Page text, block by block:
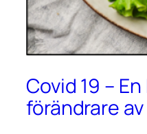
Covid 19 –
förändrare